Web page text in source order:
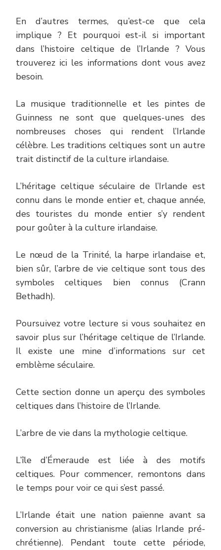
En d’autres termes, qu’est-ce que cela
implique ? Et pourquoi est-il si important
dans l’histoire celtique de l’Irlande ? Vous
trouverez ici les informations dont vous avez
besoin.
La musique traditionnelle et les pintes de
Guinness ne sont que quelques-unes des
nombreuses choses qui rendent l’Irlande
célèbre. Les traditions celtiques sont un autre
trait distinctif de la culture irlandaise.
L’héritage celtique séculaire de l’Irlande est
connu dans le monde entier et, chaque année,
des touristes du monde entier s’y rendent
pour goûter à la culture irlandaise.
Le nœud de la Trinité, la harpe irlandaise et,
bien sûr, l’arbre de vie celtique sont tous des
symboles celtiques bien connus (Crann
Bethadh).
Poursuivez votre lecture si vous souhaitez en
savoir plus sur l’héritage celtique de l’Irlande.
Il existe une mine d’informations sur cet
emblème séculaire.
Cette section donne un aperçu des symboles
celtiques dans l’histoire de l’Irlande.
L’arbre de vie dans la mythologie celtique.
L’île d’Émeraude est liée à des motifs
celtiques. Pour commencer, remontons dans
le temps pour voir ce qui s’est passé.
L’Irlande était une nation païenne avant sa
conversion au christianisme (alias Irlande pré-
chrétienne). Pendant toute cette période,